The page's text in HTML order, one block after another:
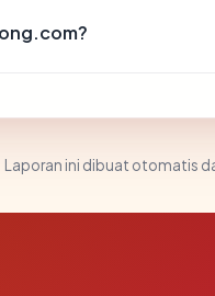
Laporan ini dibuat otomatis